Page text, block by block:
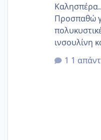
Προσπαθώ
ινσουλίνη
κιλά
δεν χάνω εύκολα!
1